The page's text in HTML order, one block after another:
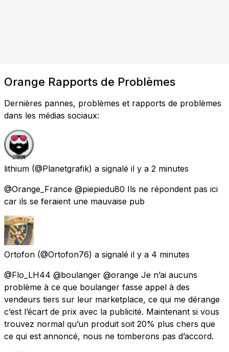
Orange Rapports de Problèmes
Dernières pannes, problèmes et rapports de problèmes
dans les médias sociaux:
lithium (@Planetgrafik) a signalé il y a 2 minutes
@Orange_France @piepiedu80 Ils ne répondent pas ici
car ils se feraient une mauvaise pub
Ortofon (@Ortofon76) a signalé il y a 4 minutes
@Flo_LH44 @boulanger @orange Je n’ai aucuns
problème à ce que boulanger fasse appel à des
vendeurs tiers sur leur marketplace, ce qui me dérange
c’est l’écart de prix avec la publicité. Maintenant si vous
trouvez normal qu’un produit soit 20% plus chers que
ce qui est annoncé, nous ne tomberons pas d’accord.